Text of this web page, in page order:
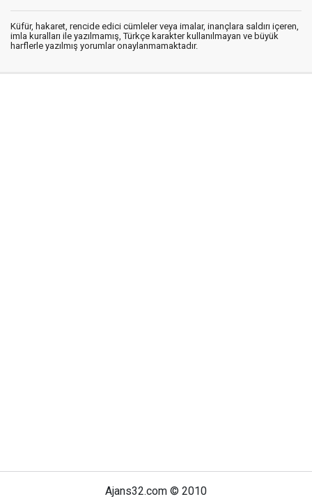
Küfür, hakaret, rencide edici cümleler veya imalar, inançlara saldırı içeren,
imla kuralları ile yazılmamış, Türkçe karakter kullanılmayan ve büyük
harflerle yazılmış yorumlar onaylanmamaktadır.
Ajans32.com © 2010